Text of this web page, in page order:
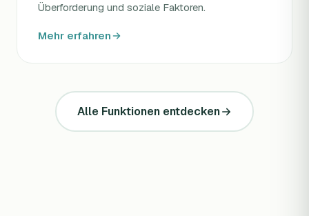
Überforderung und soziale Faktoren.
Mehr erfahren
Alle Funktionen entdecken